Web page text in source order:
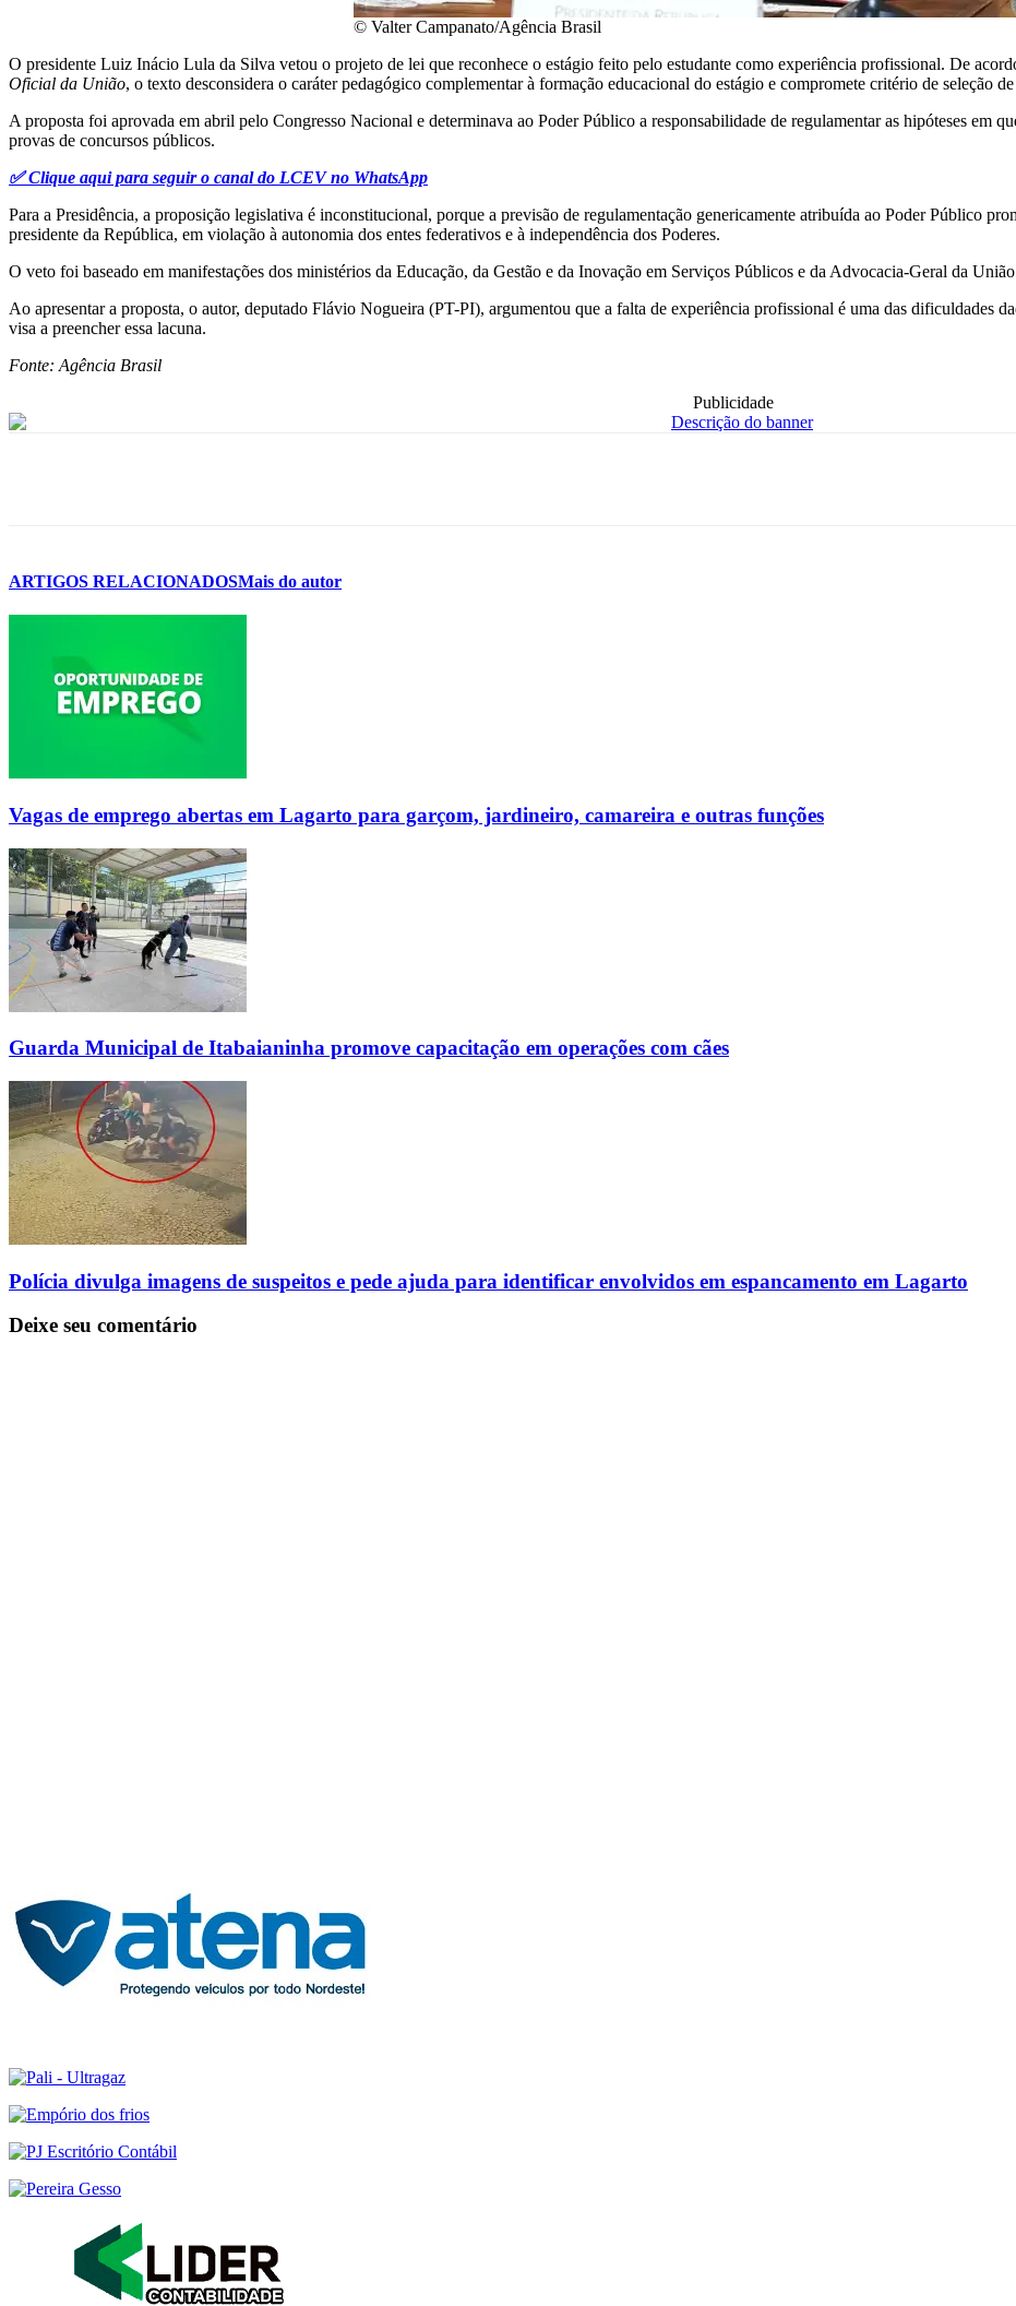
© Valter Campanato/Agência Brasil
O presidente Luiz Inácio Lula da Silva vetou o projeto de lei que reconhece o estágio feito pelo estudante como experiência profissional. De
Oficial da União, o texto desconsidera o caráter pedagógico complementar à formação educacional do estágio e compromete critério de seleção
A proposta foi aprovada em abril pelo Congresso Nacional e determinava ao Poder Público a responsabilidade de regulamentar as hipóteses em
provas de concursos públicos.
✅ Clique aqui para seguir o canal do LCEV no WhatsApp
Para a Presidência, a proposição legislativa é inconstitucional, porque a previsão de regulamentação genericamente atribuída ao Poder Público
presidente da República, em violação à autonomia dos entes federativos e à independência dos Poderes.
O veto foi baseado em manifestações dos ministérios da Educação, da Gestão e da Inovação em Serviços Públicos e da Advocacia-Geral da
Ao apresentar a proposta, o autor, deputado Flávio Nogueira (PT-PI), argumentou que a falta de experiência profissional é uma das dificuldades
visa a preencher essa lacuna.
Fonte: Agência Brasil
Publicidade
ARTIGOS RELACIONADOSMais do autor
Vagas de emprego abertas em Lagarto para garçom, jardineiro, camareira e outras funções
Guarda Municipal de Itabaianinha promove capacitação em operações com cães
Polícia divulga imagens de suspeitos e pede ajuda para identificar envolvidos em espancamento em Lagarto
Deixe seu comentário